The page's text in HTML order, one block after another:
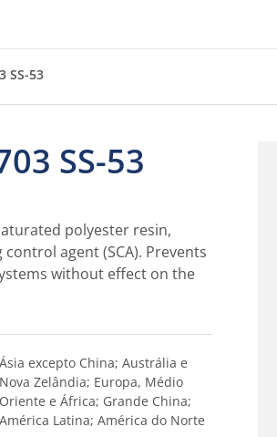
SS-53
SS-53
polyester resin,
agent (SCA). Prevents
without effect on the
Ásia excepto China; Austrália e
Nova Zelândia; Europa, Médio
Oriente e África; Grande China;
América Latina; América do Norte